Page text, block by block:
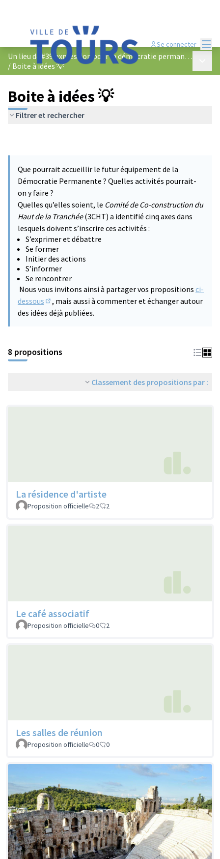
Se connecter
Un lieu d&#39;expression pour la démocratie permanente
/ Boite à idées 💡
Boite à idées 💡
Filtrer et rechercher
Que pourrait accueillir le futur équipement de la
Démocratie Permanente ? Quelles activités pourrait-
on y faire ?
Quelles qu’elles soient, le Comité de Co-construction du
Haut de la Tranchée(3CHT) a identifié cinq axes dans
lesquels doivent s’inscrire ces activités :
S’exprimer et débattre
Se former
Initier des actions
S’informer
Se rencontrer
Nous vous invitons ainsi à partager vos propositions ci-
dessous
(S'ouvre dans un nouvel onglet)
, mais aussi à commenter et échanger autour
des idées déjà publiées.
8 propositions
Classement des propositions par :
La résidence d'artiste
Proposition officielle 2 2
Le café associatif
Proposition officielle 0 2
Les salles de réunion
Proposition officielle 0 0